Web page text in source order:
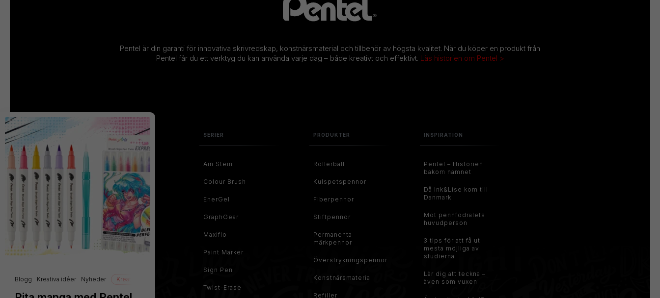
Pentel är din garanti för innovativa skrivredskap, konstnärsmaterial och tillbehör av högsta kvalitet. När du köper en produkt från
Pentel får du ett verktyg du kan använda varje dag – både kreativt och effektivt. Läs historien om Pentel >
Blogg Kreativa idéer Nyheder Kreativiteten
SERIER
Ain Stein
Colour Brush
EnerGel
GraphGear
Maxiflo
Paint Marker
Sign Pen
Twist-Erase
PRODUKTER
Rollerball
Kulspetspennor
Fiberpennor
Stiftpennor
Permanenta
märkpennor
Överstrykningspennor
Konstnärsmaterial
Refiller
INSPIRATION
Pentel – Historien
bakom namnet
Då Ink&Lise kom till
Danmark
Möt pennfodralets
huvudperson
3 tips för att få ut
mesta möjliga av
studierna
Lär dig att teckna –
även som vuxen